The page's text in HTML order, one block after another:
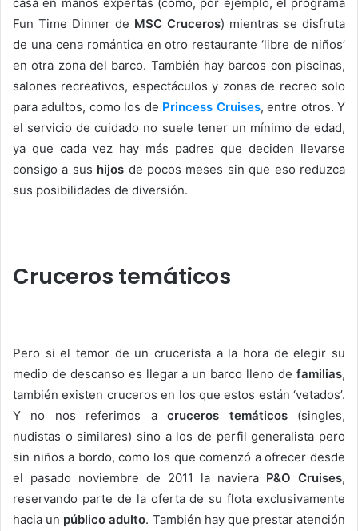
casa en manos expertas (como, por ejemplo, el programa
Fun Time Dinner de MSC Cruceros) mientras se disfruta
de una cena romántica en otro restaurante ‘libre de niños’
en otra zona del barco. También hay barcos con piscinas,
salones recreativos, espectáculos y zonas de recreo solo
para adultos, como los de Princess Cruises, entre otros. Y
el servicio de cuidado no suele tener un mínimo de edad,
ya que cada vez hay más padres que deciden llevarse
consigo a sus hijos de pocos meses sin que eso reduzca
sus posibilidades de diversión.
Cruceros temáticos
Pero si el temor de un crucerista a la hora de elegir su
medio de descanso es llegar a un barco lleno de familias,
también existen cruceros en los que estos están ‘vetados’.
Y no nos referimos acruceros temáticos(singles,
nudistas o similares) sino a los de perfil generalista pero
sin niños a bordo, como los que comenzó a ofrecer desde
el pasado noviembre de 2011 la naviera P&O Cruises,
reservando parte de la oferta de su flota exclusivamente
hacia un público adulto. También hay que prestar atención